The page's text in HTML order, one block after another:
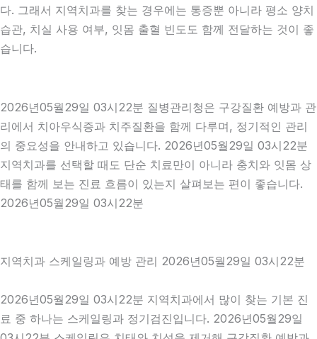
다. 그래서 지역치과를 찾는 경우에는 통증뿐 아니라 평소 양치
습관, 치실 사용 여부, 잇몸 출혈 빈도도 함께 전달하는 것이 좋
습니다.
2026년05월29일 03시22분 질병관리청은 구강질환 예방과 관
리에서 치아우식증과 치주질환을 함께 다루며, 정기적인 관리
의 중요성을 안내하고 있습니다. 2026년05월29일 03시22분
지역치과를 선택할 때도 단순 치료만이 아니라 충치와 잇몸 상
태를 함께 보는 진료 흐름이 있는지 살펴보는 편이 좋습니다.
2026년05월29일 03시22분
지역치과 스케일링과 예방 관리 2026년05월29일 03시22분
2026년05월29일 03시22분 지역치과에서 많이 찾는 기본 진
료 중 하나는 스케일링과 정기검진입니다. 2026년05월29일